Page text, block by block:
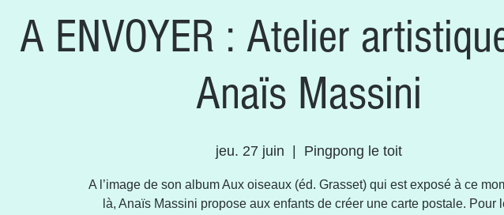
A ENVOYER : Atelier
Anaïs Massini
jeu. 27 juin Pingpong le toit
A l’image de son album Aux oiseaux (éd. Grasset) qui est exposé à ce
là, Anaïs Massini propose aux enfants de créer une carte postale. Pour